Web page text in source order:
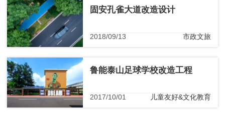
固安孔雀大道改造设计
2018/09/13 市政文旅
鲁能泰山足球学校改造工程
2017/10/01 儿童友好&文化教育